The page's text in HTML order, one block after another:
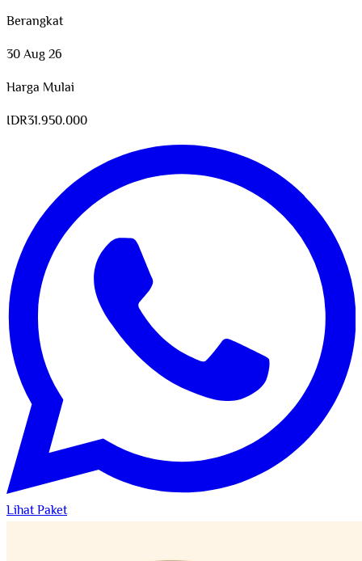
Berangkat
30 Aug 26
Harga Mulai
IDR31.950.000
Lihat Paket